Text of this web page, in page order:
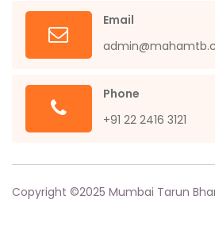
Email
Phone
+91 22 2416 3121
Copyright ©2025 Mumbai Tarun